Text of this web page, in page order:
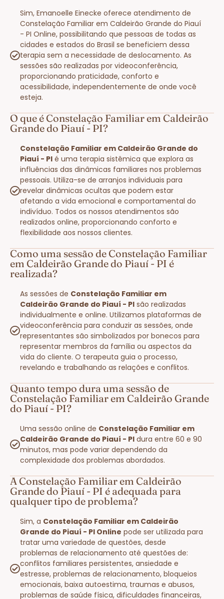
Sim, Emanoelle Einecke oferece atendimento de
Constelação Familiar em Caldeirão Grande do Piauí
- PI Online, possibilitando que pessoas de todas as
cidades e estados do Brasil se beneficiem dessa
terapia sem a necessidade de deslocamento. As
sessões são realizadas por videoconferência,
proporcionando praticidade, conforto e
acessibilidade, independentemente de onde você
esteja.
O que é Constelação Familiar em Caldeirão
Grande do Piauí - PI?
Constelação Familiar em Caldeirão Grande do
Piauí - PI é uma terapia sistêmica que explora as
influências das dinâmicas familiares nos problemas
pessoais. Utiliza-se de arranjos individuais para
revelar dinâmicas ocultas que podem estar
afetando a vida emocional e comportamental do
indivíduo. Todos os nossos atendimentos são
realizados online, proporcionando conforto e
flexibilidade aos nossos clientes.
Como uma sessão de Constelação Familiar
em Caldeirão Grande do Piauí - PI é
realizada?
As sessões de Constelação Familiar em
Caldeirão Grande do Piauí - PI são realizadas
individualmente e online. Utilizamos plataformas de
videoconferência para conduzir as sessões, onde
representantes são simbolizados por bonecos para
representar membros da família ou aspectos da
vida do cliente. O terapeuta guia o processo,
revelando e trabalhando as relações e conflitos.
Quanto tempo dura uma sessão de
Constelação Familiar em Caldeirão Grande
do Piauí - PI?
Uma sessão online de Constelação Familiar em
Caldeirão Grande do Piauí - PI dura entre 60 e 90
minutos, mas pode variar dependendo da
complexidade dos problemas abordados.
A Constelação Familiar em Caldeirão
Grande do Piauí - PI é adequada para
qualquer tipo de problema?
Sim, a Constelação Familiar em Caldeirão
Grande do Piauí - PI Online pode ser utilizada para
tratar uma variedade de questões, desde
problemas de relacionamento até questões de:
conflitos familiares persistentes, ansiedade e
estresse, problemas de relacionamento, bloqueios
emocionais, baixa autoestima, traumas e abusos,
problemas de saúde física, dificuldades financeiras,